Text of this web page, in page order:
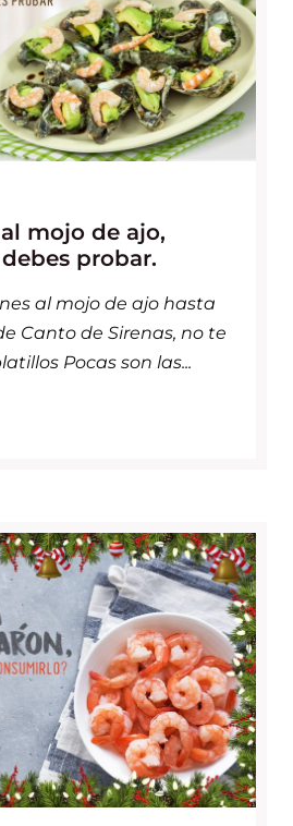
mojo de ajo,
probar.
al mojo de ajo hasta
Canto de Sirenas, no te
Pocas son las...